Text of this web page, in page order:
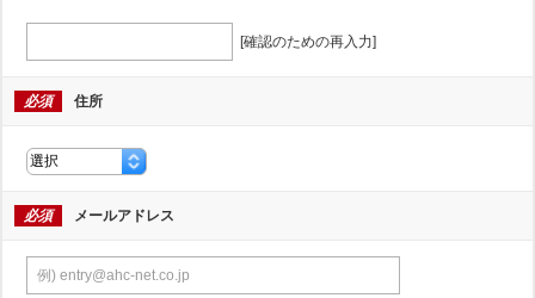
[確認のための再入力]
必須 住所
必須 メールアドレス